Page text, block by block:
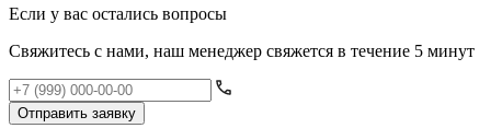
Если у вас остались вопросы
Свяжитесь с нами, наш менеджер свяжется в течение 5 минут
Отправить заявку